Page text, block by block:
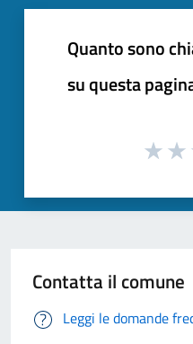
Quanto sono
su questa
Contatta il comune
Leggi le domande